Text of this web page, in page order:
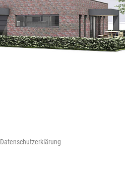
Datenschutzerklärung